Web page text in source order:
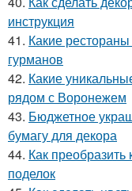
инструкция
41. Какие
гурманов
42. Какие
рядом с Воронежем
43. Бюджетное
бумагу для декора
44. Как
поделок